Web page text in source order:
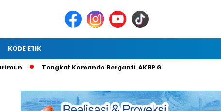
KODE ETIK
Tongkat Komando Berganti, AKBP Gede Prasetia Adi